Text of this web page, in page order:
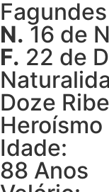
Fagundes
N. 16 de
F. 22 de
Doze
Heroísmo
Idade:
88 Anos